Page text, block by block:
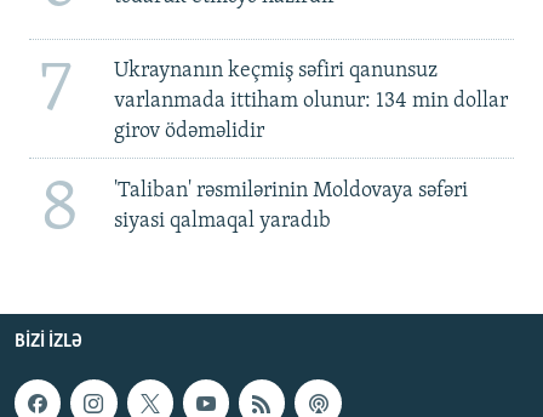
7
Ukraynanın keçmiş səfiri qanunsuz
varlanmada ittiham olunur: 134 min dollar
girov ödəməlidir
8
'Taliban' rəsmilərinin Moldovaya səfəri
siyasi qalmaqal yaradıb
BIZI IZLƏ